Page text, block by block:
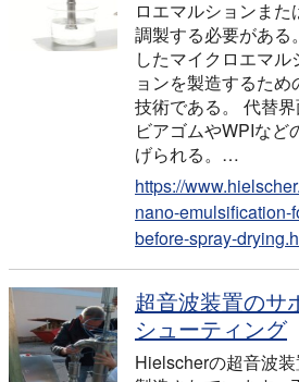
ロエマルションま
調製する必要がある
したマイクロエマ
ョンを製造するた
技術である。 代替
ビアゴムやWPIなど
げられる。…
https://
nano-emulsification-
before-spray-
超音波装置のサ
シューティング
Hielscherの超音波